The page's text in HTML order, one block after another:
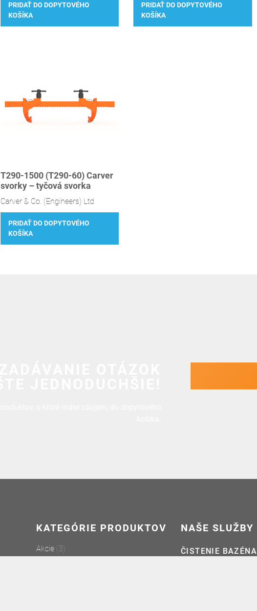
PRIDAŤ DO DOPYTOVÉHO
KOŠÍKA
PRIDAŤ DO DOPYTOVÉHO
KOŠÍKA
T290-1500 (T290-60) Carver
svorky – tyčová svorka
Carver & Co. (Engineers) Ltd
PRIDAŤ DO DOPYTOVÉHO
KOŠÍKA
KATEGÓRIE PRODUKTOV
Akcie (3)
NAŠE SLUŽBY
ČISTENIE BAZÉNA